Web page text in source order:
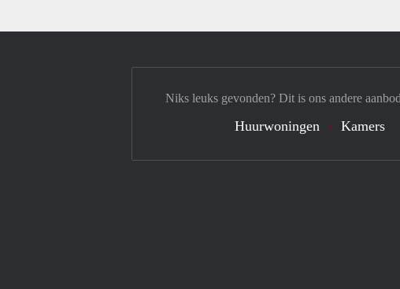
Niks leuks gevonden? Dit is ons andere
Huurwoningen Kamers